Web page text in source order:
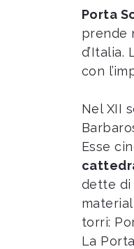
Porta
prende
con
Nel XII
Esse
dette di
torri:
La